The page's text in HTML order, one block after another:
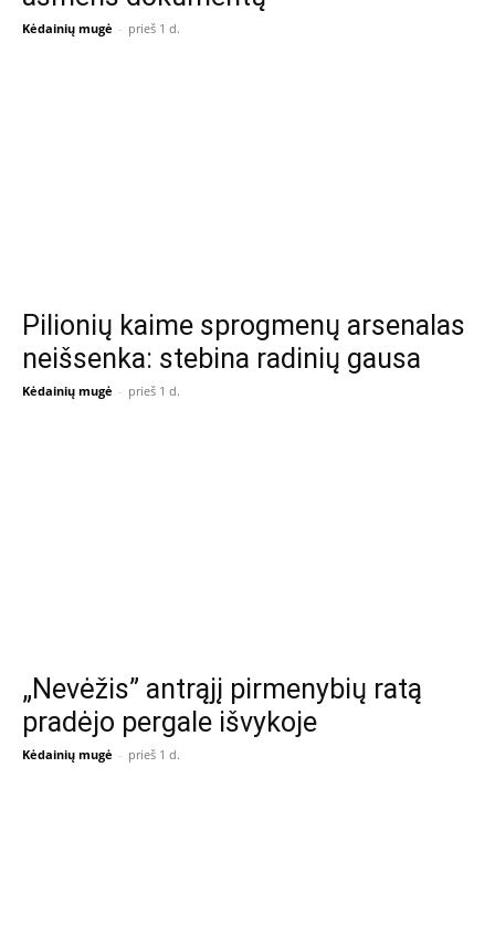
Kėdainių mugė - prieš 1 d.
Pilionių kaime sprogmenų arsenalas
neišsenka: stebina radinių gausa
Kėdainių mugė - prieš 1 d.
„Nevėžis” antrąjį pirmenybių ratą
pradėjo pergale išvykoje
Kėdainių mugė - prieš 1 d.